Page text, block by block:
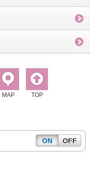
MAP TOP
ON OFF